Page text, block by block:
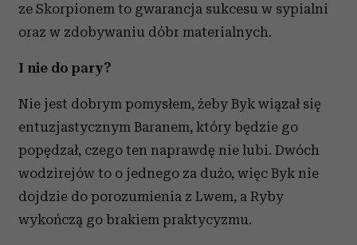
ze Skorpionem to gwarancja sukcesu w sypialni
oraz w zdobywaniu dóbr materialnych.
I nie do pary?
Nie jest dobrym pomysłem, żeby Byk wiązał się
entuzjastycznym Baranem, który będzie go
popędzał, czego ten naprawdę nie lubi. Dwóch
wodzirejów to o jednego za dużo, więc Byk nie
dojdzie do porozumienia z Lwem, a Ryby
wykończą go brakiem praktycyzmu.